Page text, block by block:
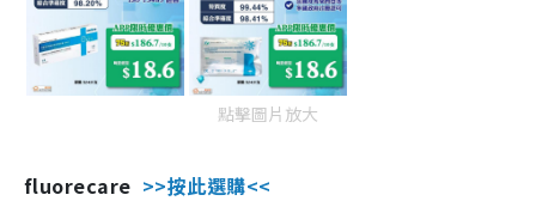
點擊圖片放大
fluorecare >>按此選購<<